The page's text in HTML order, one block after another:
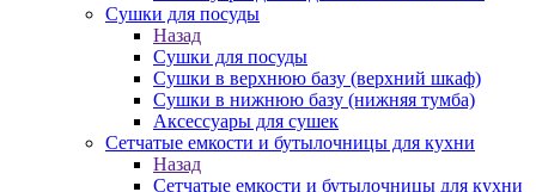
Сушки для посуды
Назад
Сушки для посуды
Сушки в верхнюю базу (верхний шкаф)
Сушки в нижнюю базу (нижняя тумба)
Аксессуары для сушек
Сетчатые емкости и бутылочницы для кухни
Назад
Сетчатые емкости и бутылочницы для кухни